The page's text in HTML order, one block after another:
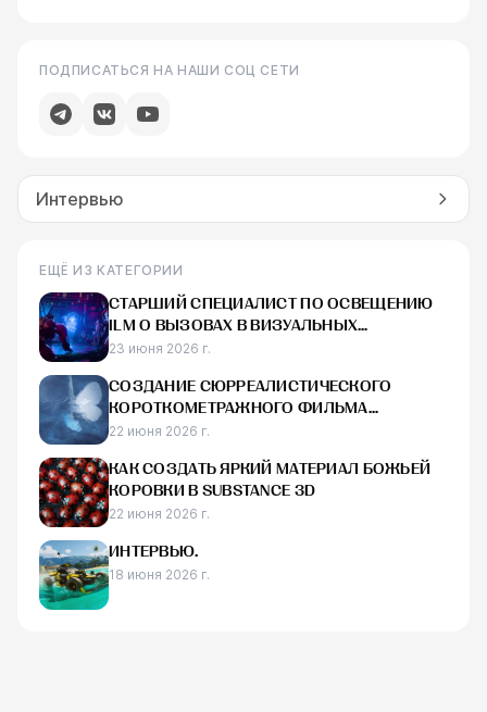
ПОДПИСАТЬСЯ НА НАШИ СОЦ СЕТИ
Интервью
ЕЩЁ ИЗ КАТЕГОРИИ
СТАРШИЙ СПЕЦИАЛИСТ ПО ОСВЕЩЕНИЮ
ILM О ВЫЗОВАХ В ВИЗУАЛЬНЫХ
ЭФФЕКТАХ, СОЗДАНИИ ОСВЕЩЕНИЯ ДЛЯ
ОДИН» И НАЧАЛЕ КАРЬЕРЫ В ИНДУСТРИИ
23 июня 2026 г.
СОЗДАНИЕ СЮРРЕАЛИСТИЧЕСКОГО
КОРОТКОМЕТРАЖНОГО ФИЛЬМА
«КОЛЫБЕЛЬ» С ИСПОЛЬЗОВАНИЕМ UE5,
22 июня 2026 г.
КАК СОЗДАТЬ ЯРКИЙ МАТЕРИАЛ БОЖЬЕЙ
КОРОВКИ В SUBSTANCE 3D
22 июня 2026 г.
ИНТЕРВЬЮ.
18 июня 2026 г.